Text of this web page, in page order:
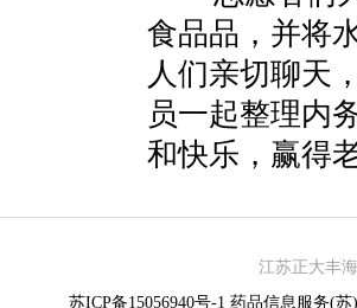
食品品，并将
人们亲切聊天
员一起整理内
和快乐，赢得
江苏正大丰
苏ICP备15056940号-1 药品信息服务(苏